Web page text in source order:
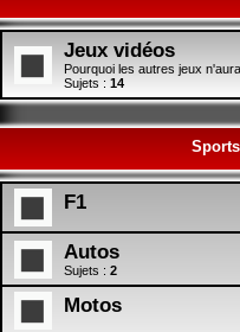
Jeux vidéos
Pourquoi les autres jeux
Sujets : 14
F1
Autos
Sujets : 2
Motos